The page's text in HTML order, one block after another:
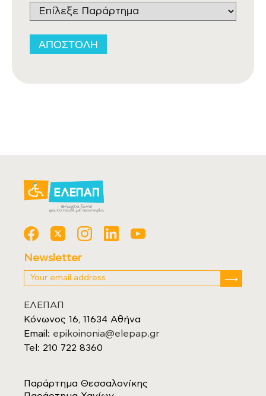
Newsletter
ΕΛΕΠΑΠ
Κόνωνος 16, 11634 Αθήνα
Email: epikoinonia@elepap.gr
Tel: 210 722 8360
Παράρτημα Θεσσαλονίκης